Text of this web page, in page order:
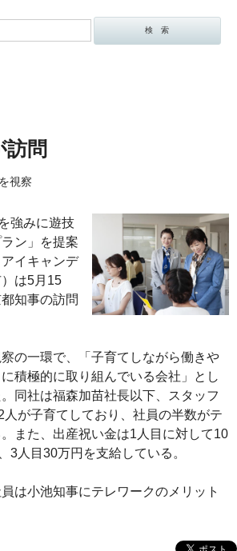
訪問
視察
強みに遊技
ン」を提案
イキャンデ
は5月15
知事の訪問
の一環で、「子育てしながら働きや
積極的に取り組んでいる会社」とし
同社は福森加苗社長以下、スタッフ
が子育てしており、社員の半数がテ
また、出産祝い金は1人目に対して10
3人目30万円を支給している。
は小池知事にテレワークのメリット